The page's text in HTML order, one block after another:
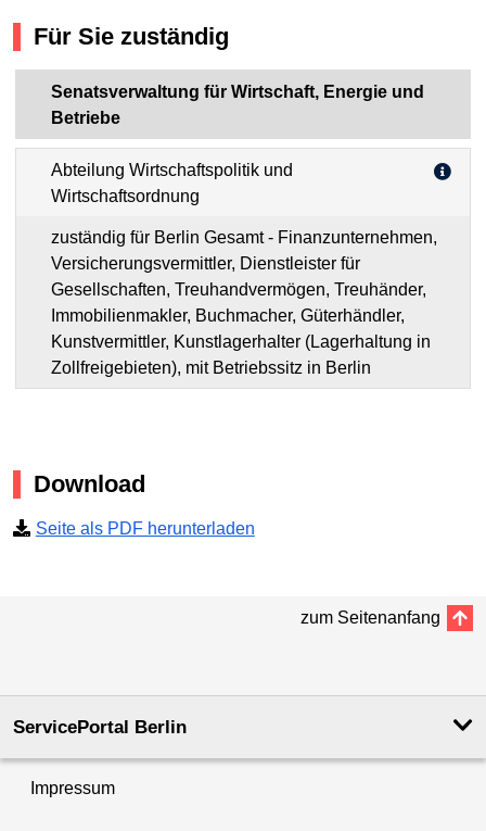
Für Sie zuständig
Senatsverwaltung für Wirtschaft, Energie und
Betriebe
Abteilung Wirtschaftspolitik und
Wirtschaftsordnung
zuständig für Berlin Gesamt - Finanzunternehmen,
Versicherungsvermittler, Dienstleister für
Gesellschaften, Treuhandvermögen, Treuhänder,
Immobilienmakler, Buchmacher, Güterhändler,
Kunstvermittler, Kunstlagerhalter (Lagerhaltung in
Zollfreigebieten), mit Betriebssitz in Berlin
Download
Seite als PDF herunterladen
zum Seitenanfang
ServicePortal Berlin
Impressum